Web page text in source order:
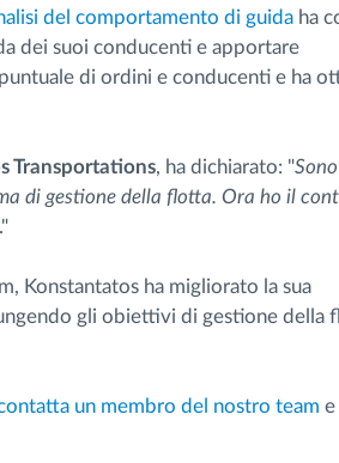
del comportamento di guida ha
dei suoi conducenti e apportare
di ordini e conducenti e ha
Transportations, ha dichiarato: "Sono
di gestione della flotta. Ora ho il
."
Konstantatos ha migliorato la sua
gli obiettivi di gestione della
un membro del nostro team e